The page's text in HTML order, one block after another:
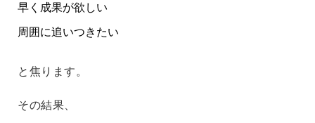
早く成果が欲しい
周囲に追いつきたい
と焦ります。
その結果、